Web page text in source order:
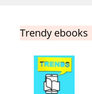
Trendy ebooks